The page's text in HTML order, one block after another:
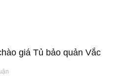
giá Tủ bảo quản Vắc